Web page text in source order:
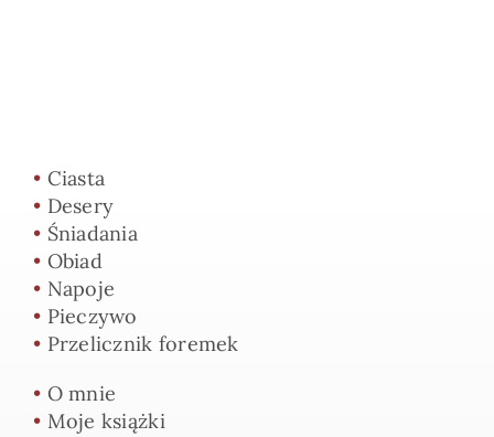
• Ciasta
• Desery
• Śniadania
• Obiad
• Napoje
• Pieczywo
• Przelicznik foremek
• O mnie
• Moje książki